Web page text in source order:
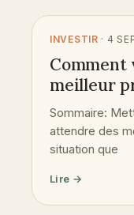
INVESTIR · 4
Comment
meilleur
Sommaire:
attendre des
situation que
Lire →